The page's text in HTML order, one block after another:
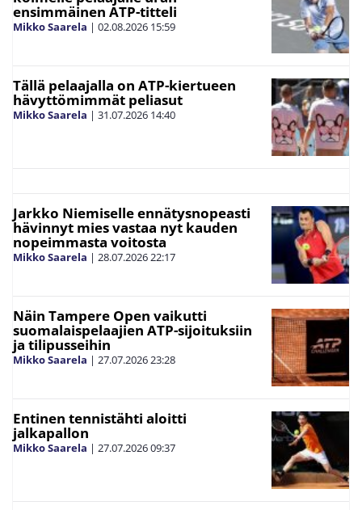
ensimmäinen ATP-titteli
Mikko Saarela | 02.08.2026 15:59
Tällä pelaajalla on ATP-kiertueen
hävyttömimmät peliasut
Mikko Saarela | 31.07.2026 14:40
Jarkko Niemiselle ennätysnopeasti
hävinnyt mies vastaa nyt kauden
nopeimmasta voitosta
Mikko Saarela | 28.07.202622:17
Näin Tampere Open vaikutti
suomalaispelaajien ATP-sijoituksiin
ja tilipusseihin
Mikko Saarela | 27.07.202623:28
Entinen tennistähti aloitti
jalkapallon
Mikko Saarela | 27.07.202609:37